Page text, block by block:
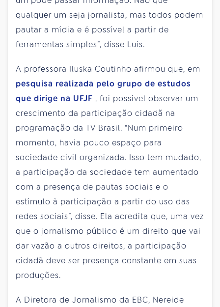
qualquer um seja jornalista, mas todos podem
pautar a mídia e é possível a partir de
ferramentas simples”, disse Luis.
A professora Iluska Coutinho afirmou que, em
pesquisa realizada pelo grupo de estudos
que dirige na UFJF , foi possível observar um
crescimento da participação cidadã na
programação da TV Brasil. “Num primeiro
momento, havia pouco espaço para
sociedade civil organizada. Isso tem mudado,
a participação da sociedade tem aumentado
com a presença de pautas sociais e o
estímulo à participação a partir do uso das
redes sociais”, disse. Ela acredita que, uma vez
que o jornalismo público é um direito que vai
dar vazão a outros direitos, a participação
cidadã deve ser presença constante em suas
produções.
A Diretora de Jornalismo da EBC, Nereide